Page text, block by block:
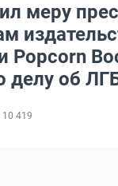
меру
Popcorn
делу об
10 419